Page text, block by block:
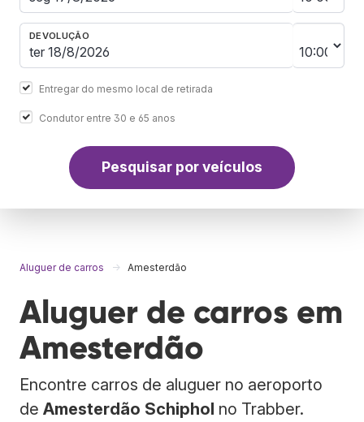
DEVOLUÇÃO
Entregar do mesmo local de retirada
Condutor entre 30 e 65 anos
Pesquisar por veículos
Aluguer de carros Amesterdão
Aluguer de carros em
Amesterdão
Encontre carros de aluguer no aeroporto
de Amesterdão Schiphol no Trabber.